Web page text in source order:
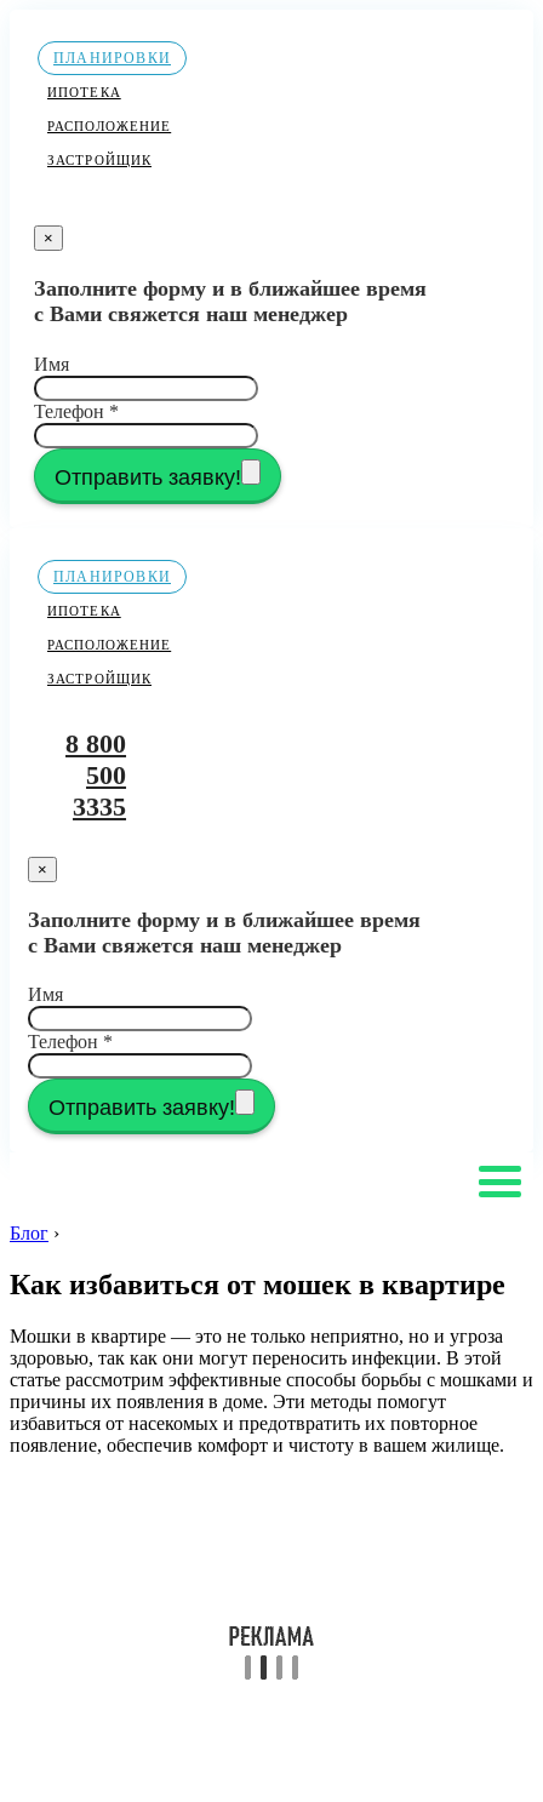
ПЛАНИРОВКИ
ИПОТЕКА
РАСПОЛОЖЕНИЕ
ЗАСТРОЙЩИК
×
Заполните форму и в ближайшее время
с Вами свяжется наш менеджер
Имя
Телефон *
Отправить заявку!
ПЛАНИРОВКИ
ИПОТЕКА
РАСПОЛОЖЕНИЕ
ЗАСТРОЙЩИК
8 800
500
3335
×
Заполните форму и в ближайшее время
с Вами свяжется наш менеджер
Имя
Телефон *
Отправить заявку!
Блог ›
Как избавиться от мошек в квартире
Мошки в квартире — это не только неприятно, но и угроза
здоровью, так как они могут переносить инфекции. В этой
статье рассмотрим эффективные способы борьбы с мошками и
причины их появления в доме. Эти методы помогут
избавиться от насекомых и предотвратить их повторное
появление, обеспечив комфорт и чистоту в вашем жилище.